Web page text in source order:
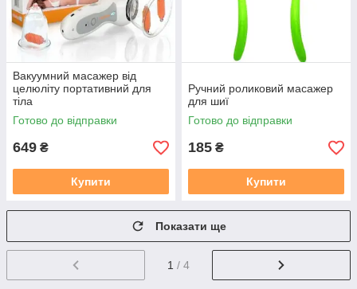
Вакуумний масажер від
целюліту портативний для
тіла
Готово до відправки
649 ₴
Купити
Ручний роликовий масажер
для шиї
Готово до відправки
185 ₴
Купити
Показати ще
1 / 4